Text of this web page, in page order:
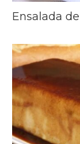
Ensalada